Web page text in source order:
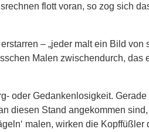
flott voran, so zog sich
– „jeder malt ein Bild von
Malen zwischendurch,
oder Gedankenlosigkeit.
diesen Stand angekommen
malen, wirken die